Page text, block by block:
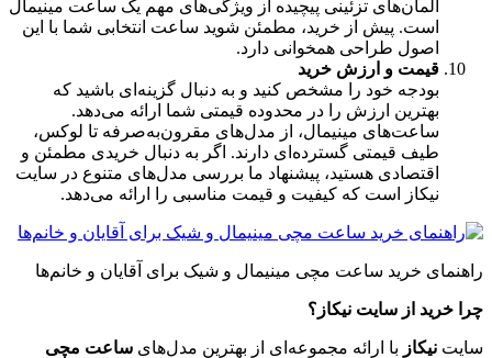
المان‌های تزئینی پیچیده از ویژگی‌های مهم یک ساعت مینیمال
است. پیش از خرید، مطمئن شوید ساعت انتخابی شما با این
اصول طراحی همخوانی دارد.
قیمت و ارزش خرید
بودجه خود را مشخص کنید و به دنبال گزینه‌ای باشید که
بهترین ارزش را در محدوده قیمتی شما ارائه می‌دهد.
ساعت‌های مینیمال، از مدل‌های مقرون‌به‌صرفه تا لوکس،
طیف قیمتی گسترده‌ای دارند. اگر به دنبال خریدی مطمئن و
اقتصادی هستید، پیشنهاد ما بررسی مدل‌های متنوع در سایت
نیکاز است که کیفیت و قیمت مناسبی را ارائه می‌دهد.
راهنمای خرید ساعت مچی مینیمال و شیک برای آقایان و خانم‌ها
چرا خرید از سایت نیکاز؟
سایت نیکاز با ارائه مجموعه‌ای از بهترین مدل‌های ساعت مچی